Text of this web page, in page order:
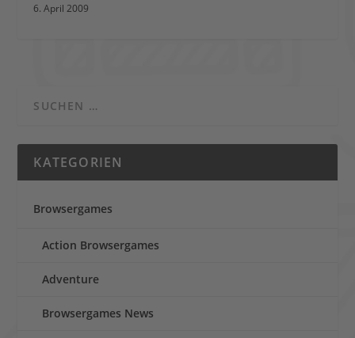
6. April 2009
KATEGORIEN
Browsergames
Action Browsergames
Adventure
Browsergames News